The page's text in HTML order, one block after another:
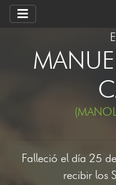
Falleció el día 25
recibir los